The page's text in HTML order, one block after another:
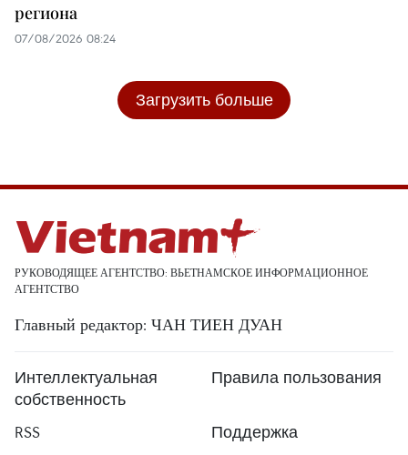
региона
07/08/2026 08:24
Загрузить больше
РУКОВОДЯЩЕЕ АГЕНТСТВО: ВЬЕТНАМСКОЕ ИНФОРМАЦИОННОЕ
АГЕНТСТВО
Главный редактор: ЧАН ТИЕН ДУАН
Интеллектуальная
собственность
Правила пользования
RSS
Поддержка